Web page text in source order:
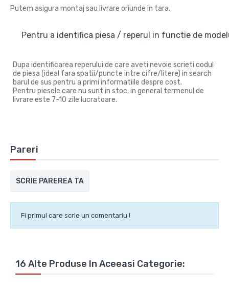
Putem asigura montaj sau livrare oriunde in tara.
Pentru a identifica piesa / reperul in functie de
Dupa identificarea reperului de care aveti nevoie scrieti codul
de piesa (ideal fara spatii/puncte intre cifre/litere) in search
barul de sus pentru a primi informatiile despre cost.
Pentru piesele care nu sunt in stoc, in general termenul de
livrare este 7-10 zile lucratoare.
Pareri
SCRIE PAREREA TA
Fi primul care scrie un comentariu !
16 Alte Produse In Aceeasi Categorie: